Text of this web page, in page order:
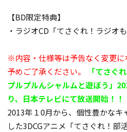
【BD限定特典】
・ラジオCD「てさぐれ！ラジオ
※内容・仕様等は予告なく変更に
予めご了承ください。
「てさぐ
プルプルんシャルムと遊ぼう」
り、日本テレビにて放送開始！！
2013年１0月から、個性豊かなキ
した3DCGアニメ「てさぐれ！部